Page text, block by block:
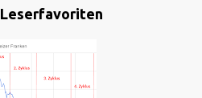
Leserfavoriten